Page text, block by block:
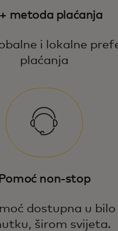
metoda plaćanja
i lokalne
plaćanja
Pomoć non-stop
dostupna u bilo
širom svijeta.